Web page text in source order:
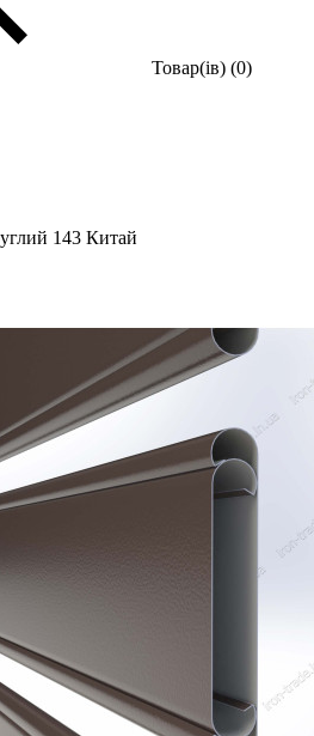
Товар(iв) (0)
143 Китай